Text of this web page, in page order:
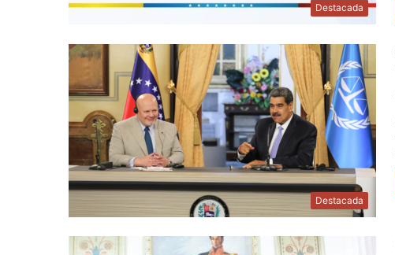
Destacada
Destacada